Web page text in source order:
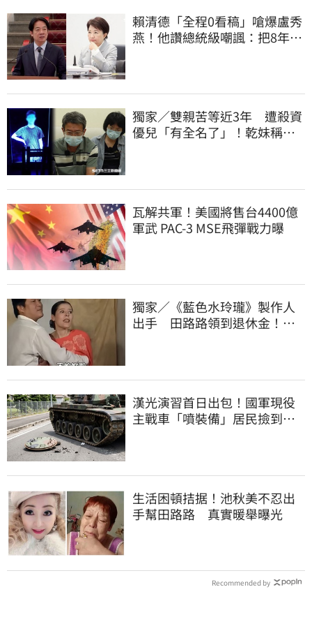
賴清德「全程0看稿」嗆爆盧秀
燕！他讚總統級嘲諷：把8年總
獨家／雙親苦等近3年 遭殺資
優兒「有全名了」！乾妹稱賠
瓦解共軍！美國將售台4400億
軍武 PAC-3 MSE飛彈戰力曝
獨家／《藍色水玲瓏》製作人
出手 田路路領到退休金！隱
漢光演習首日出包！國軍現役
主戰車「噴裝備」居民撿到零
生活困頓拮据！池秋美不忍出
手幫田路路 真實暖舉曝光
Recommended by